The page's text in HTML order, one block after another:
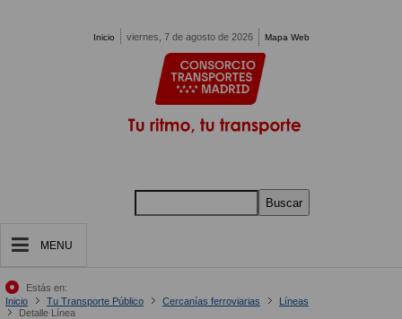
Inicio viernes, 7 de agosto de 2026 Mapa Web
Buscar
MENU
Estás en:
Inicio
Tu Transporte Público Cercanías ferroviarias
Líneas
Detalle Línea